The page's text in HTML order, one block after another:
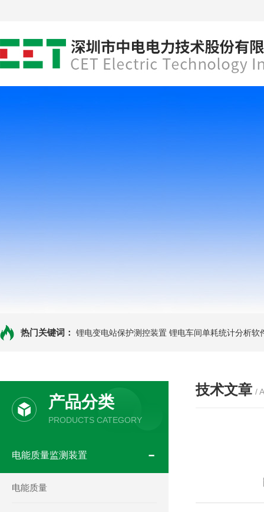
热门关键词： 锂电变电站保护测控装置 锂电车间单耗统计分析软
产品分类
PRODUCTS CATEGORY
电能质量监测装置
电能质量
技术文章 /